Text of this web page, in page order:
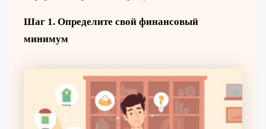
Шаг 1. Определите свой финансовый
минимум